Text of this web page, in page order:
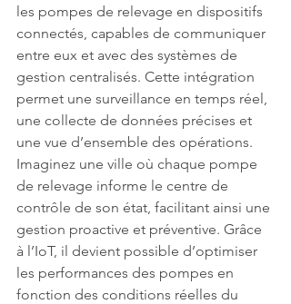
les pompes de relevage en dispositifs
connectés, capables de communiquer
entre eux et avec des systèmes de
gestion centralisés. Cette intégration
permet une surveillance en temps réel,
une collecte de données précises et
une vue d’ensemble des opérations.
Imaginez une ville où chaque pompe
de relevage informe le centre de
contrôle de son état, facilitant ainsi une
gestion proactive et préventive. Grâce
à l’IoT, il devient possible d’optimiser
les performances des pompes en
fonction des conditions réelles du